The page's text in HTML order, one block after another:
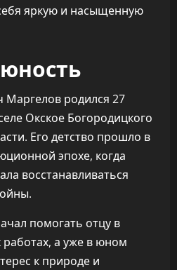
яркую и насыщенную
родился 27
Окское Богородицкого
Его детство прошло в
эпохе, когда
восстанавливаться
помогать отцу в
а уже в юном
к природе и